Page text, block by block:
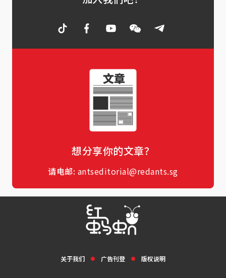
想分享你的文章？
请电邮: antseditorial@redants.sg
关于我们 广告刊登 版权说明